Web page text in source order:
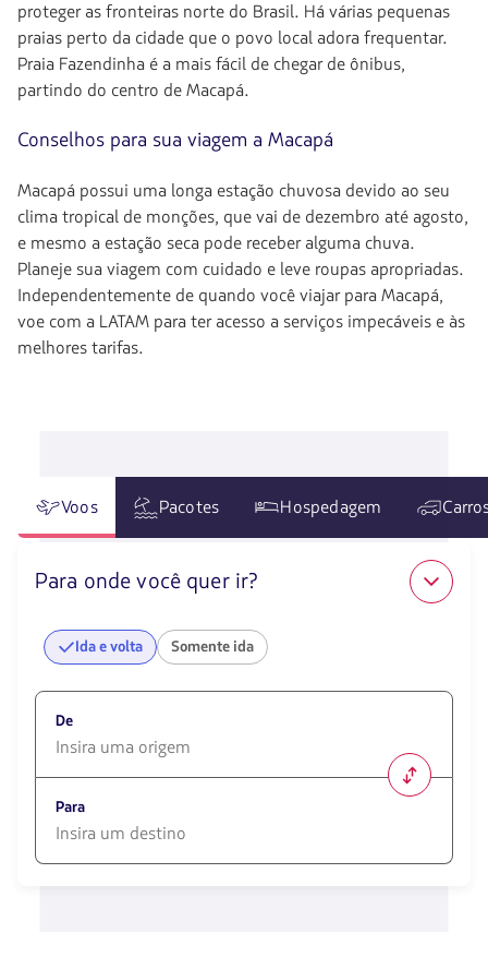
proteger as fronteiras norte do Brasil. Há várias pequenas
praias perto da cidade que o povo local adora frequentar.
Praia Fazendinha é a mais fácil de chegar de ônibus,
partindo do centro de Macapá.
Conselhos para sua viagem a Macapá
Macapá possui uma longa estação chuvosa devido ao seu
clima tropical de monções, que vai de dezembro até agosto,
e mesmo a estação seca pode receber alguma chuva.
Planeje sua viagem com cuidado e leve roupas apropriadas.
Independentemente de quando você viajar para Macapá,
voe com a LATAM para ter acesso a serviços impecáveis e às
melhores tarifas.
Voos Pacotes Hospedagem
Para onde você quer ir?
Ida e volta Somente ida
De
opciones
disponibles.
Usa
las
Para